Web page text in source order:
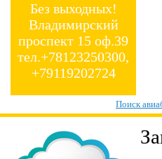
Без выходных!
Владимирский
проспект 15 оф.39
тел.+78123250300,
+79119202724
Поиск